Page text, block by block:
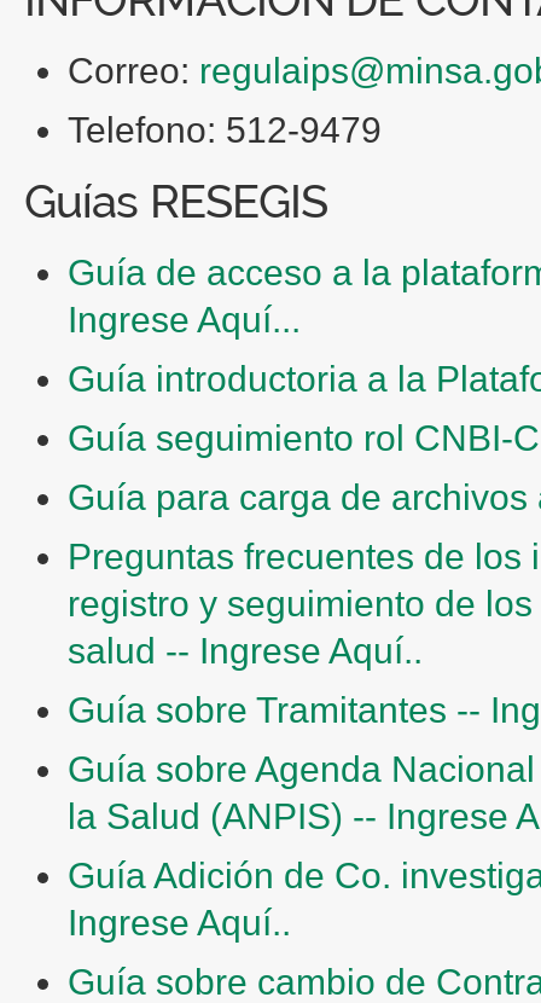
Correo:
Telefono: 512-9479
Guías RESEGIS
Guía de acceso a la
Ingrese Aquí...
Guía introductoria a la
Guía seguimiento rol CNBI-
Guía para carga de
Preguntas frecuentes de
registro y seguimiento de
salud -- Ingrese Aquí..
Guía sobre Tramitantes --
Guía sobre Agenda
la Salud (ANPIS) -- Ingrese
Guía Adición de Co.
Ingrese Aquí..
Guía sobre cambio de